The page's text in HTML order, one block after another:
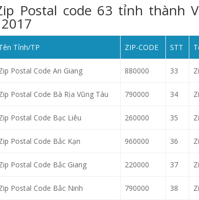
Postal code 63 tỉnh thành
Tỉnh/TP ZIP-CODE STT
Postal Code An Giang 880000 33
Postal Code Bà Rịa Vũng Tàu 790000 34
Postal Code Bạc Liêu 260000 35
Postal Code Bắc Kạn 960000 36
Postal Code Bắc Giang 220000 37
Postal Code Bắc Ninh 790000 38